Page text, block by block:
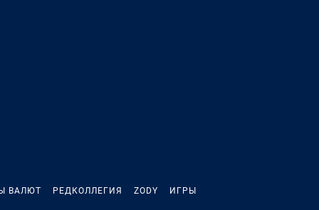
ВАЛЮТ РЕДКОЛЛЕГИЯ ZODY ИГРЫ